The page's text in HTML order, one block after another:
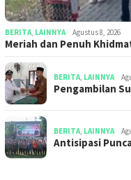
BERITA, LAINNYA Agustus 8, 2026
Meriah dan Penuh
BERITA, LAINNYA
Pengambilan
BERITA, LAINNYA
Antisipasi